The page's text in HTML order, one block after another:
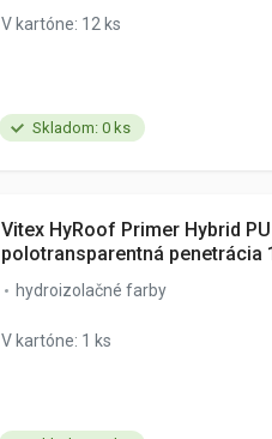
Skladom: 0 ks
V kartóne: 12 ks
Vitex HyRoof Primer Hybrid
polotransparentná penetrácia
hydroizolačné farby
V kartóne: 1 ks